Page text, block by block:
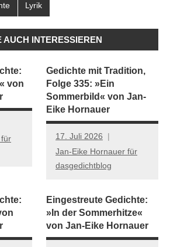
Lyrik
AUCH INTERESSIEREN
von
Gedichte mit Tradition,
Folge 335: »Ein
Sommerbild« von Jan-
Eike Hornauer
17. Juli 2026
Jan-Eike Hornauer für
dasgedichtblog
Eingestreute Gedichte:
»In der Sommerhitze«
von Jan-Eike Hornauer